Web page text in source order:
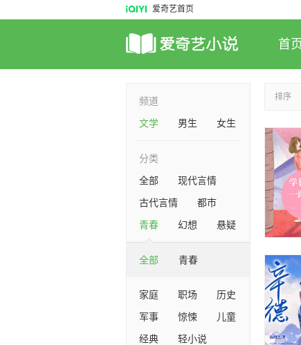
爱奇艺首页
首页
频道
文学
男生 女生
分类
全部
现代言情
古代言情
都市
青春
幻想 悬疑
全部 青春
家庭 职场
历史
军事
惊悚
儿童
经典
轻小说
排序